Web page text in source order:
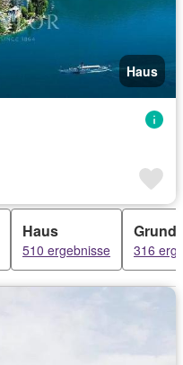
Haus
Haus
510 ergebnisse 316